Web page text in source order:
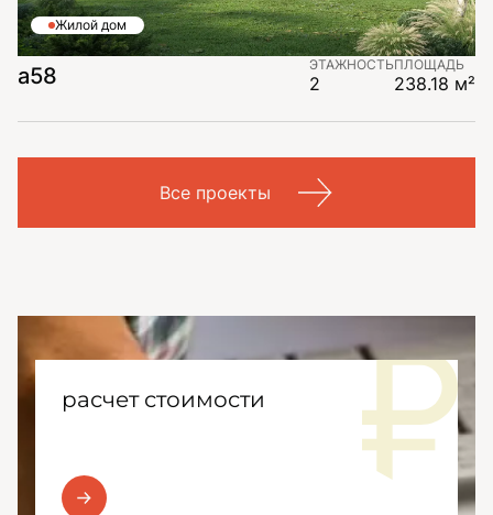
Жилой дом
a58 ЭТАЖНОСТЬ
2
ПЛОЩАДЬ
238.18 м²
Все проекты
расчет стоимости